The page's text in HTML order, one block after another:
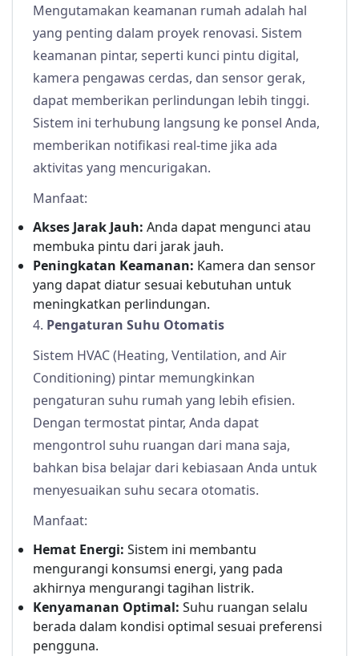
Mengutamakan keamanan rumah adalah hal
yang penting dalam proyek renovasi. Sistem
keamanan pintar, seperti kunci pintu digital,
kamera pengawas cerdas, dan sensor gerak,
dapat memberikan perlindungan lebih tinggi.
Sistem ini terhubung langsung ke ponsel Anda,
memberikan notifikasi real-time jika ada
aktivitas yang mencurigakan.
Manfaat:
Akses Jarak Jauh: Anda dapat mengunci atau
membuka pintu dari jarak jauh.
Peningkatan Keamanan: Kamera dan sensor
yang dapat diatur sesuai kebutuhan untuk
meningkatkan perlindungan.
4. Pengaturan Suhu Otomatis
Sistem HVAC (Heating, Ventilation, and Air
Conditioning) pintar memungkinkan
pengaturan suhu rumah yang lebih efisien.
Dengan termostat pintar, Anda dapat
mengontrol suhu ruangan dari mana saja,
bahkan bisa belajar dari kebiasaan Anda untuk
menyesuaikan suhu secara otomatis.
Manfaat:
Hemat Energi: Sistem ini membantu
mengurangi konsumsi energi, yang pada
akhirnya mengurangi tagihan listrik.
Kenyamanan Optimal: Suhu ruangan selalu
berada dalam kondisi optimal sesuai preferensi
pengguna.